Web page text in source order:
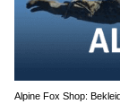
Alpine Fox Shop: